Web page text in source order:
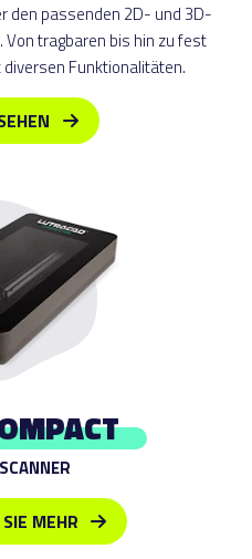
den passenden 2D- und 3D-
Von tragbaren bis hin zu fest
Funktionalitäten.
MEHR